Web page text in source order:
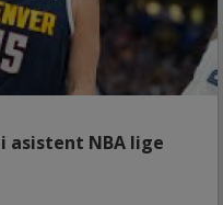
asistent NBA lige